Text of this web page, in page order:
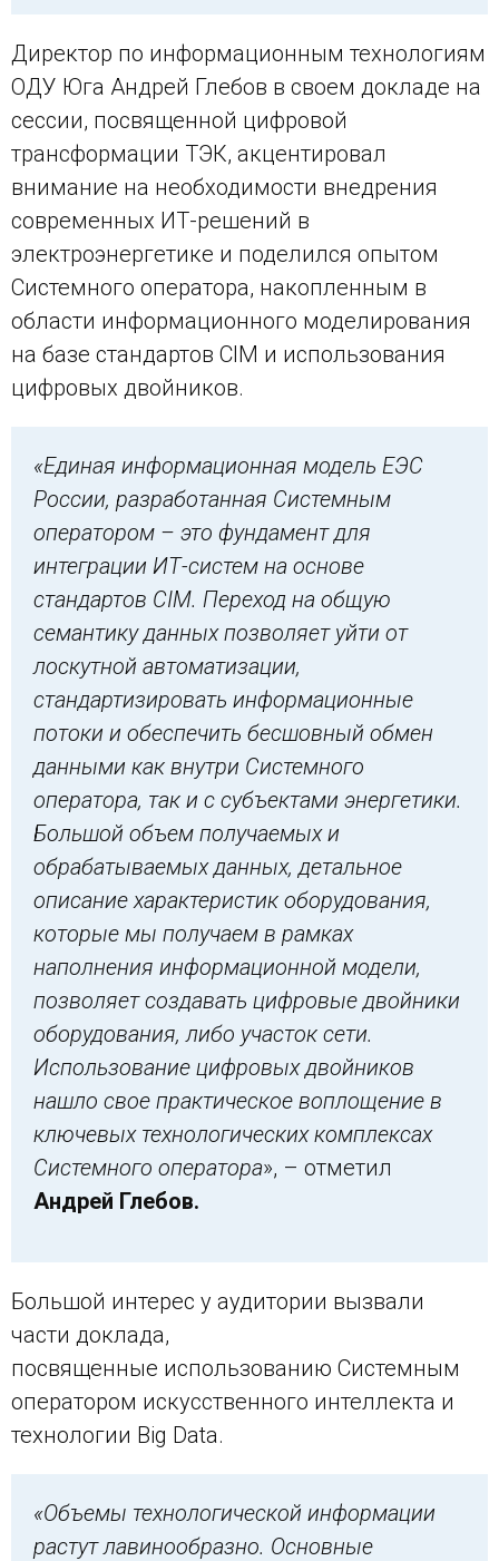
Директор по информационным технологиям
ОДУ Юга Андрей Глебов в своем докладе на
сессии, посвященной цифровой
трансформации ТЭК, акцентировал
внимание на необходимости внедрения
современных ИТ-решений в
электроэнергетике и поделился опытом
Системного оператора, накопленным в
области информационного моделирования
на базе стандартов CIM и использования
цифровых двойников.
«Единая информационная модель ЕЭС
России, разработанная Системным
оператором – это фундамент для
интеграции ИТ-систем на основе
стандартов CIM. Переход на общую
семантику данных позволяет уйти от
лоскутной автоматизации,
стандартизировать информационные
потоки и обеспечить бесшовный обмен
данными как внутри Системного
оператора, так и с субъектами энергетики.
Большой объем получаемых и
обрабатываемых данных, детальное
описание характеристик оборудования,
которые мы получаем в рамках
наполнения информационной модели,
позволяет создавать цифровые двойники
оборудования, либо участок сети.
Использование цифровых двойников
нашло свое практическое воплощение в
ключевых технологических комплексах
Системного оператора», – отметил
Андрей Глебов.
Большой интерес у аудитории вызвали
части доклада,
посвященные использованию Системным
оператором искусственного интеллекта и
технологии Big Data.
«Объемы технологической информации
растут лавинообразно. Основные